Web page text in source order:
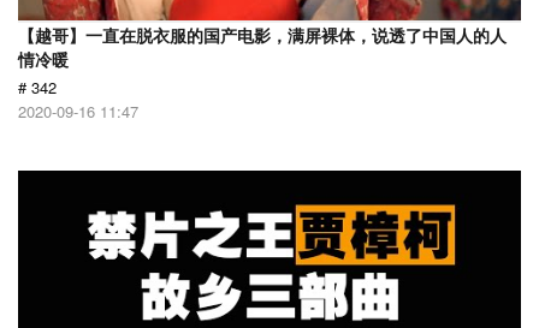
【越哥】一直在脱衣服的国产电影，满屏裸体，说透了中国人的人
情冷暖
# 342
2020-09-16 11:47